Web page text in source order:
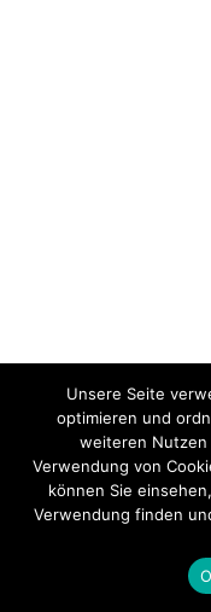
Unsere Seite
optimieren und
weiteren Nutzen
Verwendung von
können Sie
Verwendung finden